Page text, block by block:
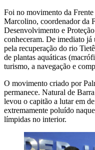
Foi no movimento da
Marcolino, coordenador da
Desenvolvimento e
conheceram. De imediato já
pela recuperação do rio
de plantas aquáticas
turismo, a navegação e
O movimento criado por
permanece. Natural de
levou o capitão a lutar em
extremamente poluído
límpidas no interior.